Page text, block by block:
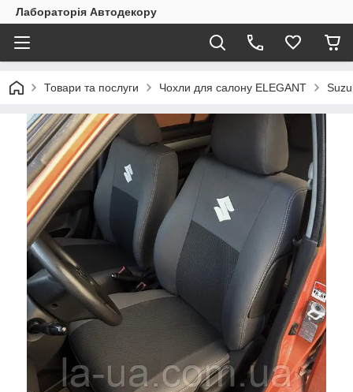
Лабораторія Автодекору
Товари та послуги Чохли для салону ELEGANT